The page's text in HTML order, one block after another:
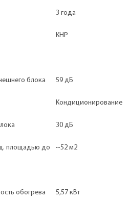
3 года
КНР
блока 59 дБ
Кондиционирование
30 дБ
площадью до ~52 м2
обогрева 5,57 кВт